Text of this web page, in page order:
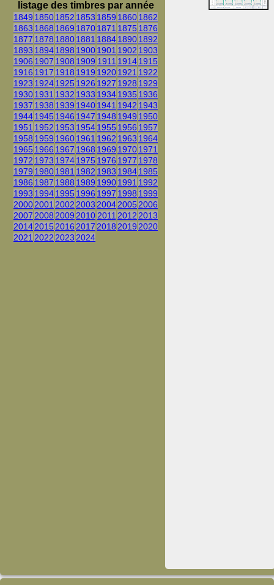
listage des timbres par année
1849 18501852 1853 1859 18601862
1863 1868 1869 18701871 1875 1876
1877 1878 18801881 188418901892
1893 18941898 19001901 1902 1903
1906 1907 1908 1909 1911 19141915
1916 1917 1918 1919 19201921 1922
1923 19241925 1926 1927 1928 1929
19301931 1932 1933 19341935 1936
1937 1938 1939 19401941 1942 1943
19441945 1946 1947 1948 1949 1950
1951 1952 1953 19541955 1956 1957
1958 1959 19601961 1962 1963 1964
1965 1966 1967 1968 1969 19701971
1972 1973 19741975 1976 1977 1978
1979 19801981 1982 1983 19841985
1986 1987 1988 1989 19901991 1992
1993 19941995 1996 1997 1998 1999
2000200120022003200420052006
2007200820092010201120122013
2014201520162017201820192020
2021202220232024